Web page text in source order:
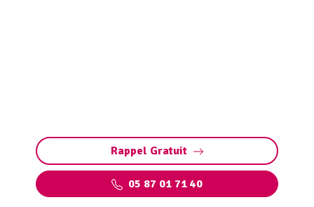
Rappel Gratuit
05 87 01 71 40